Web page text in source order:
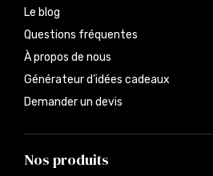
Le blog
Questions fréquentes
À propos de nous
Générateur d’idées cadeaux
Demander un devis
Nos produits